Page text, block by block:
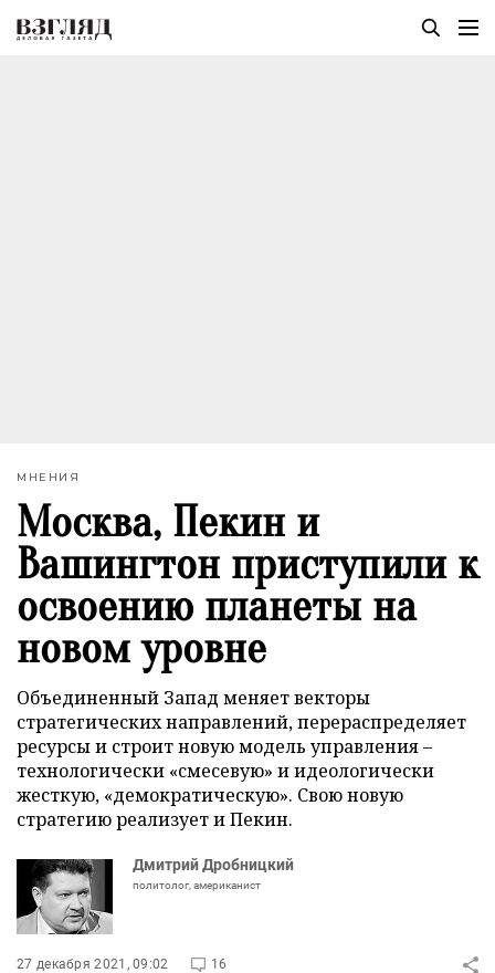
МНЕНИЯ
Москва, Пекин и
Вашингтон приступили к
освоению планеты на
новом уровне
Объединенный Запад меняет векторы
стратегических направлений, перераспределяет
ресурсы и строит новую модель управления –
технологически «смесевую» и идеологически
жесткую, «демократическую». Свою новую
стратегию реализует и Пекин.
Дмитрий Дробницкий
политолог, американист
27 декабря 2021, 09:02 16